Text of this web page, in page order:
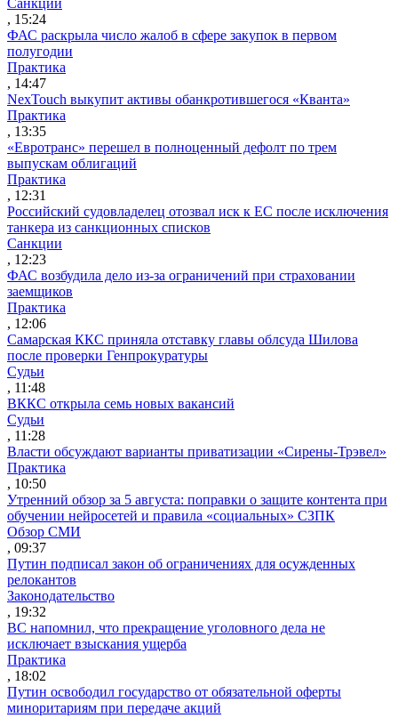
, 15:24
ФАС раскрыла число жалоб в сфере закупок в первом
полугодии
Практика
, 14:47
NexTouch выкупит активы обанкротившегося «Кванта»
Практика
, 13:35
«Евротранс» перешел в полноценный дефолт по трем
выпускам облигаций
Практика
, 12:31
Российский судовладелец отозвал иск к ЕС после исключения
танкера из санкционных списков
Санкции
, 12:23
ФАС возбудила дело из-за ограничений при страховании
заемщиков
Практика
, 12:06
Самарская ККС приняла отставку главы облсуда Шилова
после проверки Генпрокуратуры
Судьи
, 11:48
ВККС открыла семь новых вакансий
Судьи
, 11:28
Власти обсуждают варианты приватизации «Сирены-Трэвел»
Практика
, 10:50
Утренний обзор за 5 августа: поправки о защите контента при
обучении нейросетей и правила «социальных» СЗПК
Обзор СМИ
, 09:37
Путин подписал закон об ограничениях для осужденных
релокантов
Законодательство
, 19:32
ВС напомнил, что прекращение уголовного дела не
исключает взыскания ущерба
Практика
, 18:02
Путин освободил государство от обязательной оферты
миноритариям при передаче акций